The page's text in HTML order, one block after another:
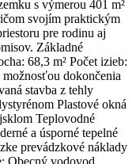
s výmerou 401 m²
svojím praktickým
pre rodinu aj
Základné
68,3 m² Počet izieb:
dokončenia
stavba z tehly
Plastové okná
Teplovodné
a úsporné tepelné
prevádzkové náklady
Obecný vodovod